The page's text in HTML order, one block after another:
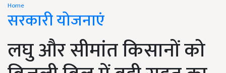
Home
सरकारी योजनाएं
लघु और सीमांत किसानों को